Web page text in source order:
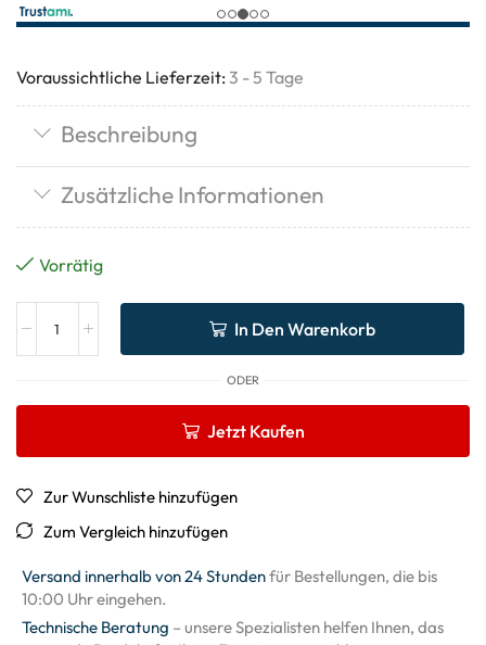
Voraussichtliche Lieferzeit: 3 - 5 Tage
Beschreibung
Zusätzliche Informationen
Vorrätig
In Den Warenkorb
ODER
Jetzt Kaufen
Zur Wunschliste hinzufügen
Zum Vergleich hinzufügen
Versand innerhalb von 24 Stundenfür Bestellungen, die bis
10:00 Uhr eingehen.
Technische Beratung – unsere Spezialisten helfen Ihnen, das